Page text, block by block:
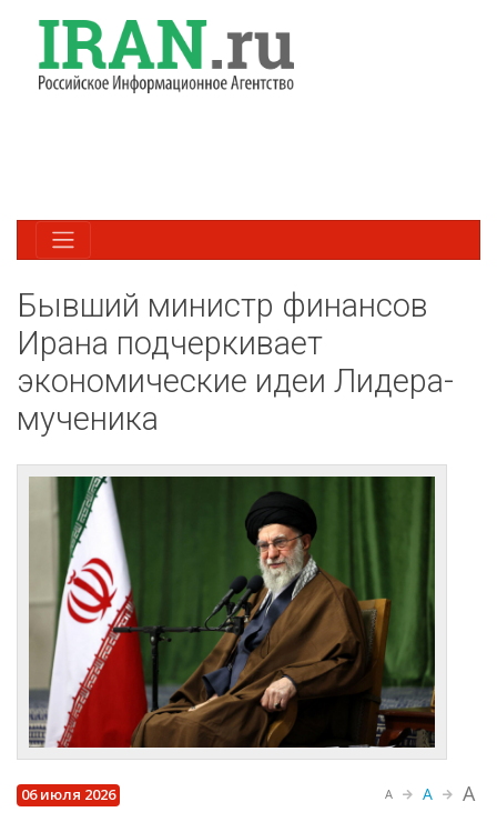
Бывший министр финансов
Ирана подчеркивает
экономические идеи Лидера-
мученика
06 июля 2026 A A A